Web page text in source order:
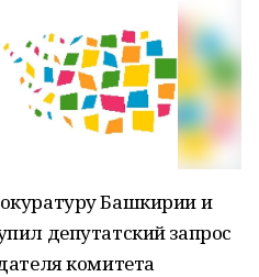
Башкирии и
депутатский запрос
комитета